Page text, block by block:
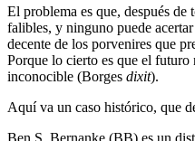
El problema es que, después de
falibles, y ninguno puede
decente de los porvenires que
Porque lo cierto es que el futuro
inconocible (Borges dixit).
Aquí va un caso histórico, que